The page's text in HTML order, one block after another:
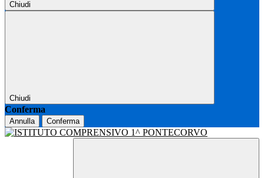
Chiudi
Chiudi
Conferma
Annulla Conferma